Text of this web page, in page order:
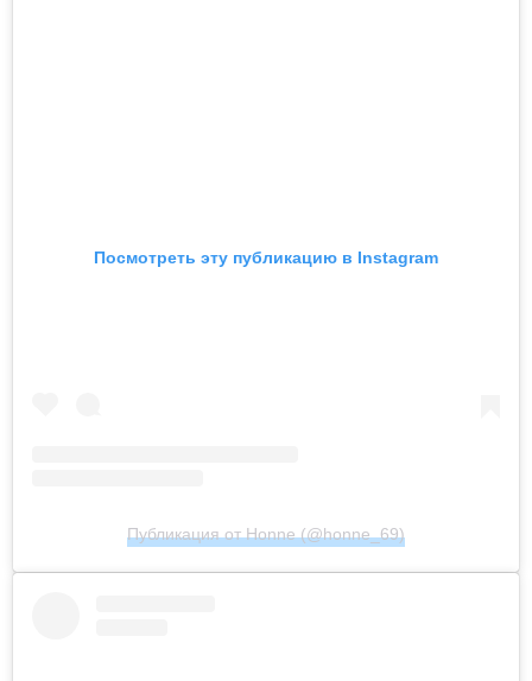
Посмотреть эту публикацию в Instagram
Публикация от Honne (@honne_69)